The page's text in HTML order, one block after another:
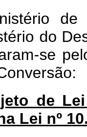
do
se
de
Lei nº